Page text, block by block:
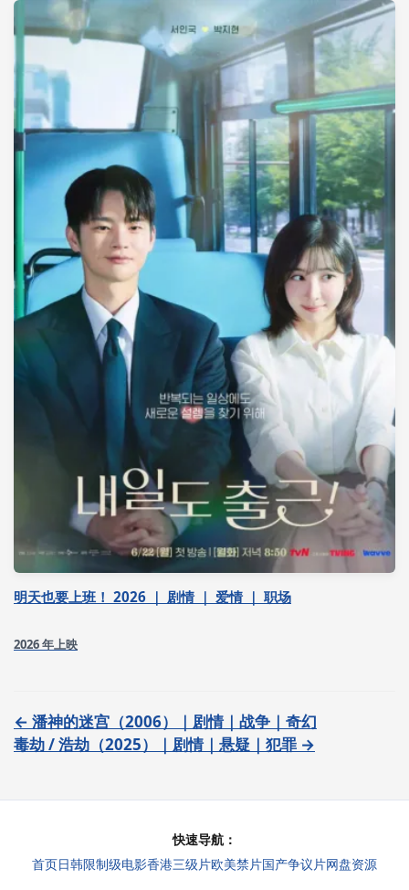
明天也要上班！ 2026 ｜ 剧情 ｜ 爱情 ｜ 职场
2026 年上映
← 潘神的迷宫（2006）｜剧情｜战争｜奇幻
毒劫 / 浩劫（2025）｜剧情｜悬疑｜犯罪 →
快速导航：
首页日韩限制级电影香港三级片欧美禁片国产争议片网盘资源